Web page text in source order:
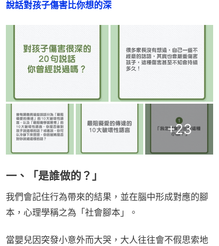
說話對孩子傷害比你想的深
+23
一、「是誰做的？」
我們會記住行為帶來的結果，並在腦中形成對應的腳
本，心理學稱之為「社會腳本」。
當嬰兒因突發小意外而大哭，大人往往會不假思索地